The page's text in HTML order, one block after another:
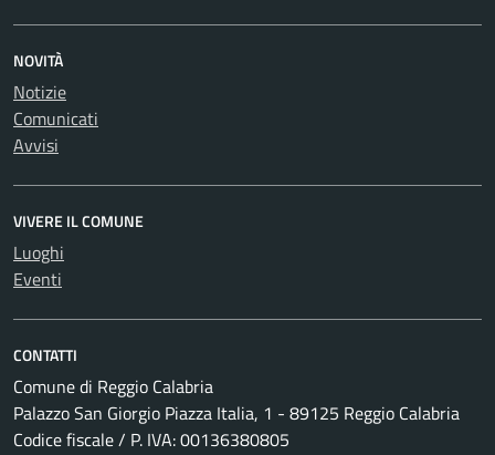
NOVITÀ
Notizie
Comunicati
Avvisi
VIVERE IL COMUNE
Luoghi
Eventi
CONTATTI
Comune di Reggio Calabria
Palazzo San Giorgio Piazza Italia, 1 - 89125 Reggio Calabria
Codice fiscale / P. IVA: 00136380805